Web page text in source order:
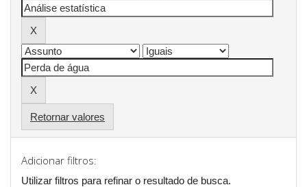
Retornar valores
Adicionar filtros:
Utilizar filtros para refinar o resultado de busca.